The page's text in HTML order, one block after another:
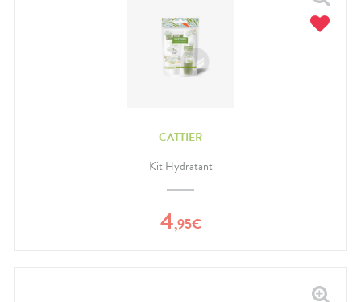
CATTIER
Kit Hydratant
4,95€